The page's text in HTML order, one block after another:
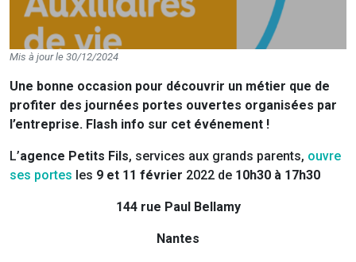
Mis à jour le 30/12/2024
Une bonne occasion pour découvrir un métier que de
profiter des journées portes ouvertes organisées par
l’entreprise. Flash info sur cet événement !
L’agence Petits Fils, services aux grands parents, ouvre
ses portes les 9 et 11 février 2022 de 10h30 à 17h30
144 rue Paul Bellamy
Nantes